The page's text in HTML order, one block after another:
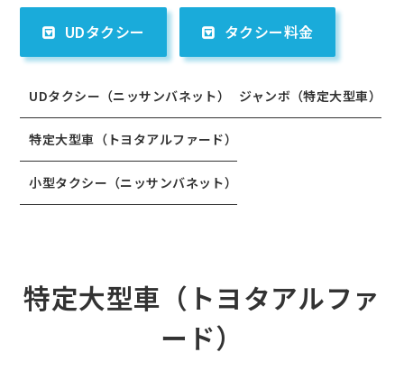
UDタクシー タクシー料金
UDタクシー（ニッサンバネット） ジャンボ（特定大型車）
特定大型車（トヨタアルファード）
小型タクシー（ニッサンバネット）
特定大型車（トヨタアルファ
ード）